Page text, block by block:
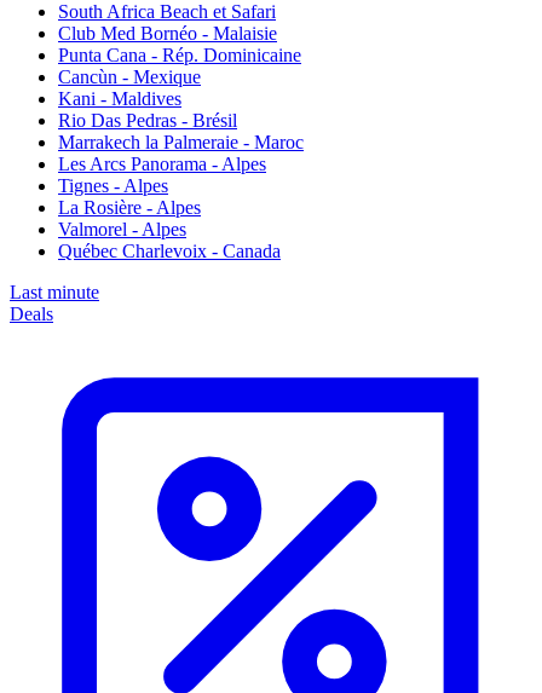
South Africa Beach et Safari
Club Med Bornéo - Malaisie
Punta Cana - Rép. Dominicaine
Cancùn - Mexique
Kani - Maldives
Rio Das Pedras - Brésil
Marrakech la Palmeraie - Maroc
Les Arcs Panorama - Alpes
Tignes - Alpes
La Rosière - Alpes
Valmorel - Alpes
Québec Charlevoix - Canada
Last minute
Deals